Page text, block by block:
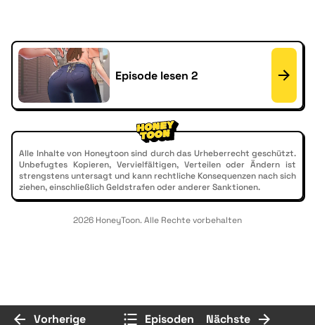
Episode lesen 2
Alle Inhalte von Honeytoon sind durch das Urheberrecht geschützt.
Unbefugtes Kopieren, Vervielfältigen, Verteilen oder Ändern ist
strengstens untersagt und kann rechtliche Konsequenzen nach sich
ziehen, einschließlich Geldstrafen oder anderer Sanktionen.
2026 HoneyToon. Alle Rechte vorbehalten
Vorherige Episoden Nächste